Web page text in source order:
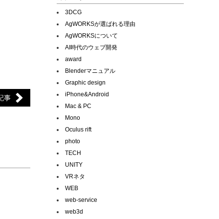
事
3DCG
AgWORKSが選ばれる理由
AgWORKSについて
AI時代のウェブ開発
award
Blenderマニュアル
Graphic design
iPhone&Android
Mac & PC
Mono
Oculus rift
photo
TECH
UNITY
VRネタ
WEB
web-service
web3d